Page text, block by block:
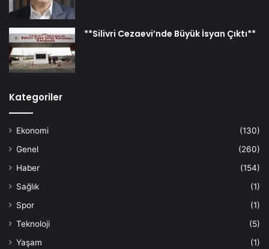
**Silivri Cezaevi’nde Büyük İsyan Çıktı**
Kategoriler
Ekonomi
(130)
Genel
(260)
Haber
(154)
Sağlık
(1)
Spor
(1)
Teknoloji
(5)
Yaşam
(1)